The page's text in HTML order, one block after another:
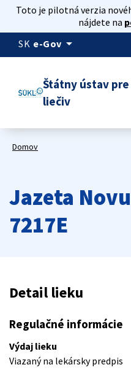
Toto je pilotná verzia
nájdete na
SK e-Gov arrow_drop_down
Štátny ústav
liečiv
Domov
Jazeta
7217E
Detail lieku
Regulačné informácie
Výdaj lieku
Viazaný na lekársky predpis